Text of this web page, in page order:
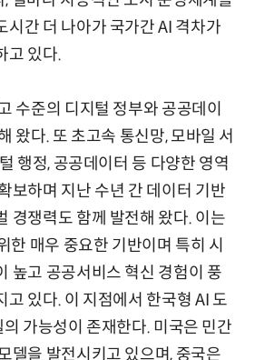
시간 더 나아가 국가간 AI 격차가
고 있다.
수준의 디지털 정부와 공공데이
왔다. 또 초고속 통신망, 모바일 서
행정, 공공데이터 등 다양한 영역
보하며 지난 수년 간 데이터 기반
경쟁력도 함께 발전해 왔다. 이는
한 매우 중요한 기반이며 특히 시
높고 공공서비스 혁신 경험이 풍
고 있다. 이 지점에서 한국형 AI 도
가능성이 존재한다. 미국은 민간
델을 발전시키고 있으며, 중국은